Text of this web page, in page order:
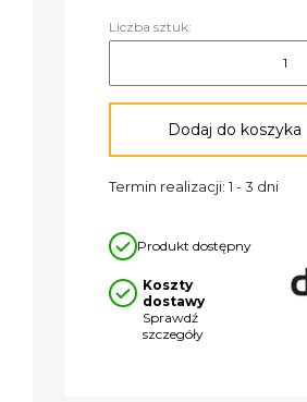
Liczba sztuk:
Dodaj do koszyka
Termin realizacji: 1 - 3 dni
Produkt dostępny
Koszty
dostawy
Sprawdź
szczegóły